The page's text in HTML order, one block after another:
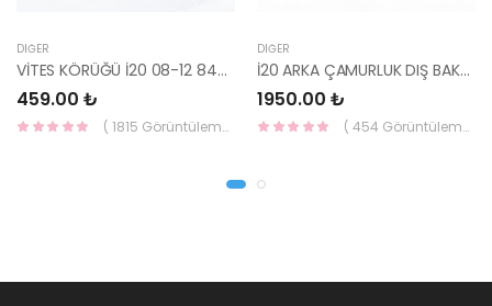
DIĞER
VİTES KÖRÜĞÜ İ20 08-12 84640-1J000-YS
459.00 ₺
( 1815 Görüntüleme )
DIĞER
İ20 ARKA ÇAMURLUK DIŞ BAKALİTİ SOL 2015- ( PARLAK SİYAH ) 87360-C8000-YS
1950.00 ₺
( 454 Görüntüleme )